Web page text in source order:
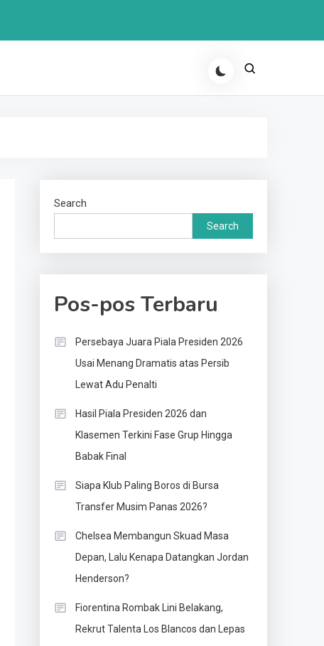
Search
Search
Pos-pos Terbaru
Persebaya Juara Piala Presiden 2026
Usai Menang Dramatis atas Persib
Lewat Adu Penalti
Hasil Piala Presiden 2026 dan
Klasemen Terkini Fase Grup Hingga
Babak Final
Siapa Klub Paling Boros di Bursa
Transfer Musim Panas 2026?
Chelsea Membangun Skuad Masa
Depan, Lalu Kenapa Datangkan Jordan
Henderson?
Fiorentina Rombak Lini Belakang,
Rekrut Talenta Los Blancos dan Lepas